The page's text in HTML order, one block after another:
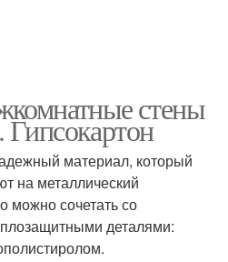
стены
материал, который
на металлический
можно сочетать со
деталями: